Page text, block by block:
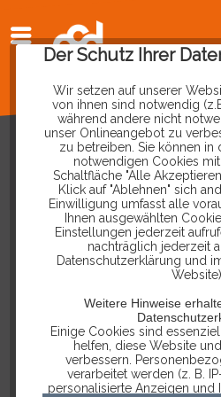
Der Schutz Ihrer
Wir setzen auf unserer
von ihnen sind notwendig
während andere nicht
unser Onlineangebot zu
zu betreiben. Sie können in
notwendigen Cookies
Schaltfläche "Alle
Klick auf "Ablehnen" sich
Einwilligung umfasst alle
Ihnen ausgewählten
Einstellungen jederzeit
nachträglich jederzeit
Datenschutzerklärung und
Website).
Weitere Hinweise
Einige Cookies sind
helfen, diese Website
verbessern.
verarbeitet werden (z. B.
personalisierte Anzeigen und
AKTIVE 5M USB